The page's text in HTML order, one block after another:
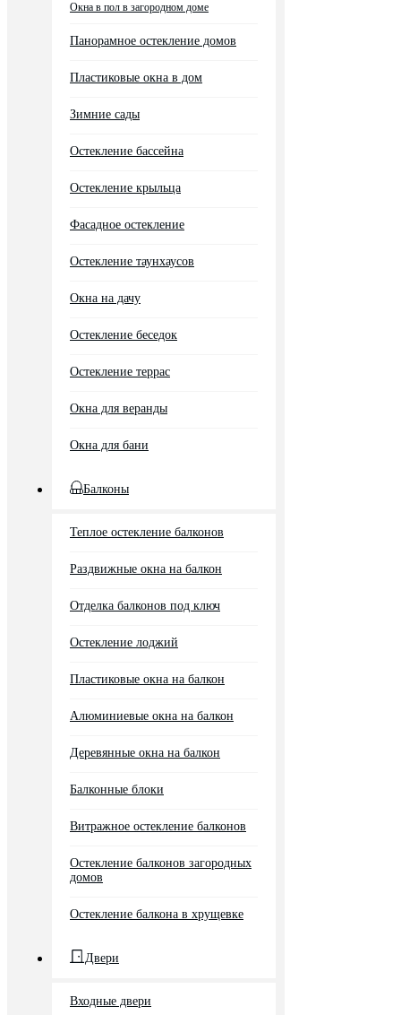
Окна в пол в загородном доме
Панорамное остекление домов
Пластиковые окна в дом
Зимние сады
Остекление бассейна
Остекление крыльца
Фасадное остекление
Остекление таунхаусов
Окна на дачу
Остекление беседок
Остекление террас
Окна для веранды
Окна для бани
Балконы
Теплое остекление балконов
Раздвижные окна на балкон
Отделка балконов под ключ
Остекление лоджий
Пластиковые окна на балкон
Алюминиевые окна на балкон
Деревянные окна на балкон
Балконные блоки
Витражное остекление балконов
Остекление балконов загородных
домов
Остекление балкона в хрущевке
Двери
Входные двери